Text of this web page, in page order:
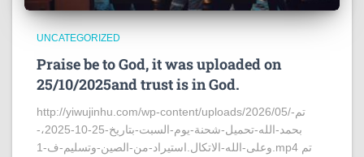
UNCATEGORIZED
Praise be to God, it was uploaded on
25/10/2025and trust is in God.
http://yiwujinhu.com/wp-content/uploads/2026/05/تم-
بحمد-الله-تحميل-شحنة-يوم-السبت-بتاريخ-25-10-2025،-
وعلى-الله-الاتكال.استيراد-من-الصين-وتسليم-ف-1.mp4 تم